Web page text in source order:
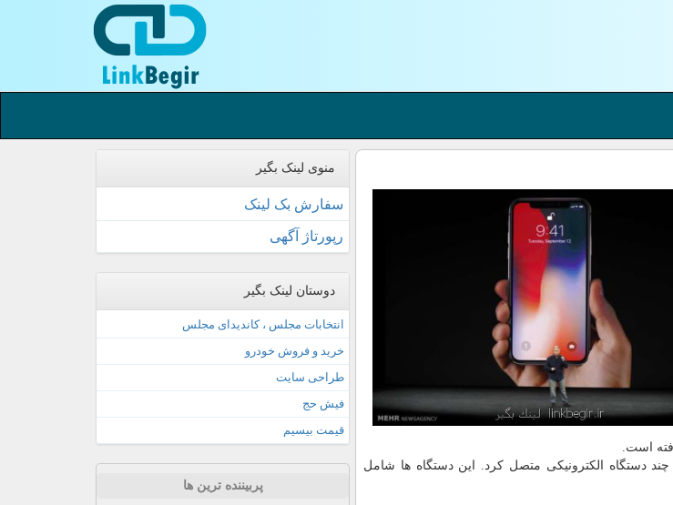
است.
دستگاه الكترونیكی متصل كرد. این دستگاه ها شامل
منوی لینک بگیر
سفارش بک لینک
رپورتاژ آگهی
دوستان لینک بگیر
انتخابات مجلس ، کاندیدای مجلس
خرید و فروش خودرو
طراحی سایت
فیش حج
قیمت بیسیم
پربیننده ترین ها